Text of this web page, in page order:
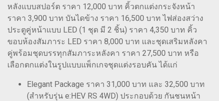
หลังแบบสปอร์ต ราคา 12,000 บาท คิ้วตกแต่งกระจังหน้า
ราคา 3,900 บาท บันไดข้าง ราคา 16,500 บาท ไฟส่องสว่าง
ประตูคู่หน้าแบบ LED (1 ชุด มี 2 ชิ้น) ราคา 4,350 บาท คิ้ว
ขอบห้องสัมภาระ LED ราคา 8,000 บาท และชุดเสริมหลังคา
คู่พร้อมชุดบรรทุกสัมภาระหลังคา ราคา 27,500 บาท หรือ
เลือกตกแต่งในรูปแบบแพ็กเกจชุดแต่งรอบคัน ได้แก่
Elegant Package ราคา 31,000 บาท และ 32,500 บาท
(สำหรับรุ่น e:HEV RS 4WD) ประกอบด้วย กันชนหน้า